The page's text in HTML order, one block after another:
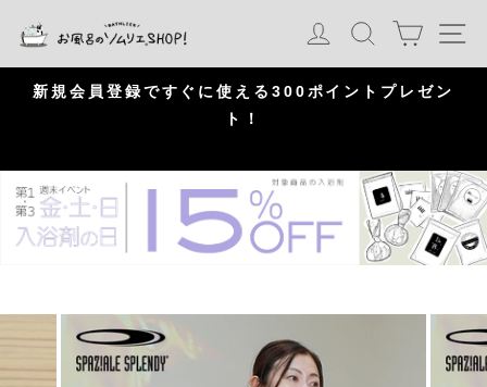
ログイン
検索 カート
P
s
e
新規会員登録ですぐに使える300ポイントプレゼン
ト！